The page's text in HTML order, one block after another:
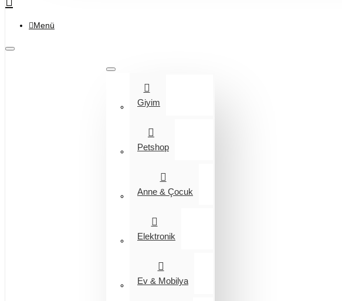
Menü
Giyim
Petshop
Anne & Çocuk
Elektronik
Ev & Mobilya